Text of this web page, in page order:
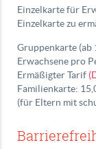
Einzelkarte für
Einzelkarte zu
Gruppenkarte (ab
Erwachsene pro
Ermäßigter Tarif
Familienkarte:
(für Eltern mit